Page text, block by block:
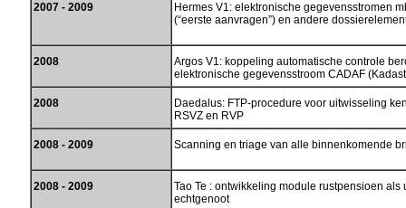
2007 - 2009
Hermes V1: elektronische gegevensstromen
(“eerste aanvragen”) en andere
2008
Argos V1: koppeling automatische controle
elektronische gegevensstroom CADAF
2008
Daedalus: FTP-procedure voor uitwisseling
RSVZ en RVP
2008 - 2009 Scanning en triage van alle binnenkomende
2008 - 2009
Tao Te : ontwikkeling module rustpensioen als
echtgenoot